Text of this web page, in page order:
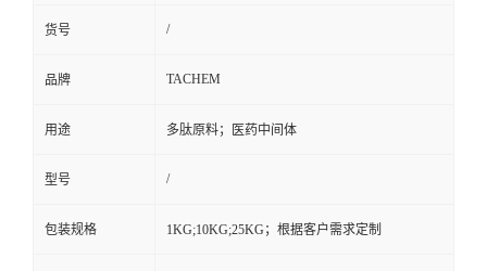
货号 /
品牌 TACHEM
用途 多肽原料；医药中间体
型号 /
包装规格 1KG;10KG;25KG；根据客户需求定制